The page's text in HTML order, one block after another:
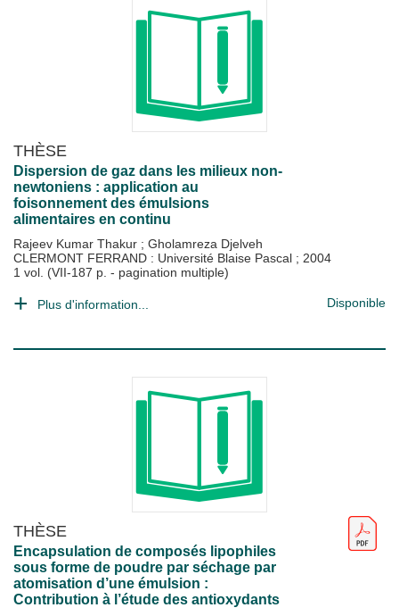
THÈSE
Dispersion de gaz dans les milieux non-
newtoniens : application au
foisonnement des émulsions
alimentaires en continu
Rajeev Kumar Thakur ; Gholamreza Djelveh
CLERMONT FERRAND : Université Blaise Pascal ; 2004
1 vol. (VII-187 p. - pagination multiple)
Plus d'information... Disponible
THÈSE
Encapsulation de composés lipophiles
sous forme de poudre par séchage par
atomisation d’une émulsion :
Contribution à l’étude des antioxydants